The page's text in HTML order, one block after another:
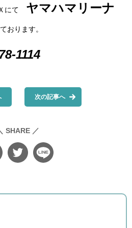
にて ヤマハマリーナ
おります。
1114
次の記事へ
SHARE ／